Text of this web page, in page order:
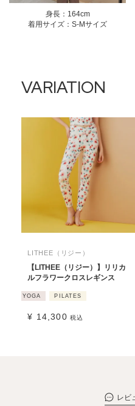
身長：164cm
着用サイズ：S-Mサイズ
VARIATION
LITHEE（リジー）
【LITHEE（リジー）】リリカ
ルフラワークロスレギンス
YOGA PILATES
¥ 14,300 税込
レビ